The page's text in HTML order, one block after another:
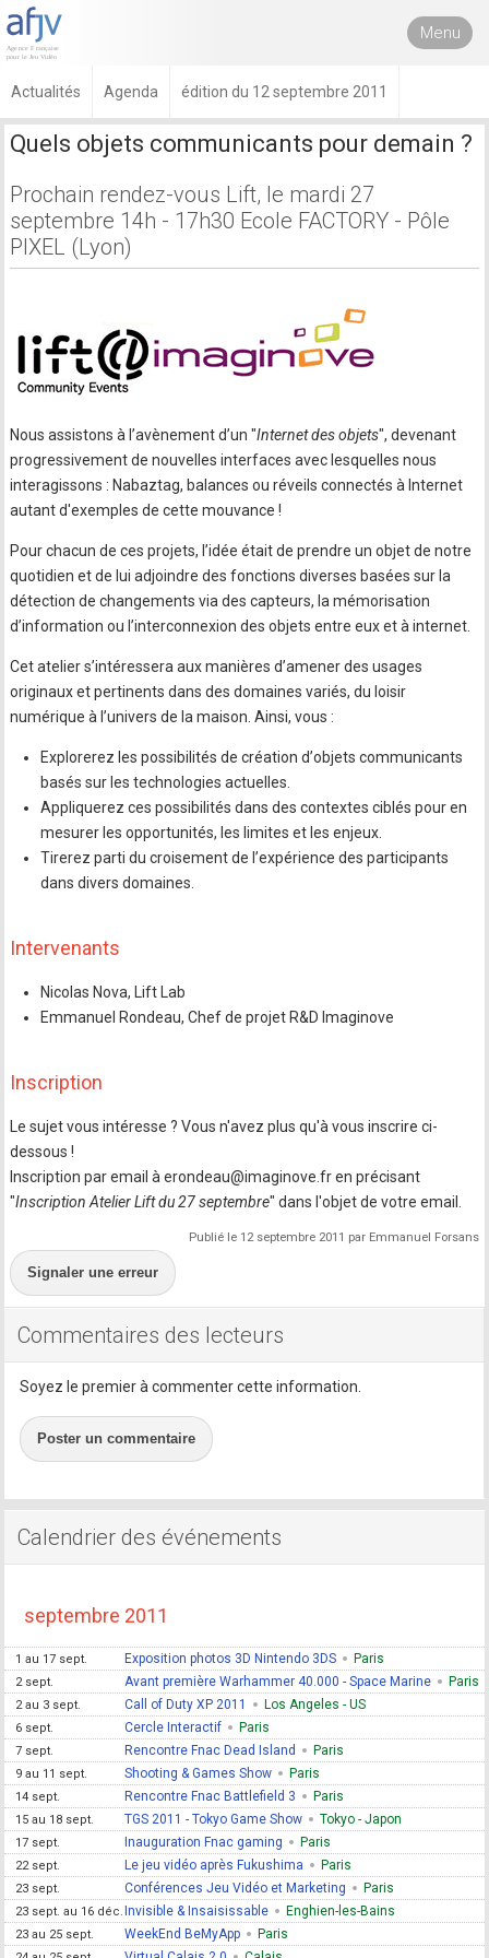
Menu
Actualités Agenda édition du 12 septembre 2011
Quels objets communicants pour demain ?
Prochain rendez-vous Lift, le mardi 27
septembre 14h - 17h30 Ecole FACTORY - Pôle
PIXEL (Lyon)
Nous assistons à lʼavènement dʼun "Internet des objets", devenant
progressivement de nouvelles interfaces avec lesquelles nous
interagissons : Nabaztag, balances ou réveils connectés à Internet
autant d'exemples de cette mouvance !
Pour chacun de ces projets, lʼidée était de prendre un objet de notre
quotidien et de lui adjoindre des fonctions diverses basées sur la
détection de changements via des capteurs, la mémorisation
dʼinformation ou lʼinterconnexion des objets entre eux et à internet.
Cet atelier sʼintéressera aux manières dʼamener des usages
originaux et pertinents dans des domaines variés, du loisir
numérique à lʼunivers de la maison. Ainsi, vous :
Explorerez les possibilités de création dʼobjets communicants
basés sur les technologies actuelles.
Appliquerez ces possibilités dans des contextes ciblés pour en
mesurer les opportunités, les limites et les enjeux.
Tirerez parti du croisement de lʼexpérience des participants
dans divers domaines.
Intervenants
Nicolas Nova, Lift Lab
Emmanuel Rondeau, Chef de projet R&D Imaginove
Inscription
Le sujet vous intéresse ? Vous n'avez plus qu'à vous inscrire ci-
dessous !
Inscription par email à erondeau@imaginove.fr en précisant
"Inscription Atelier Lift du 27 septembre" dans l'objet de votre email.
Publié le 12 septembre 2011 par Emmanuel Forsans
Signaler une erreur
Commentaires des lecteurs
Soyez le premier à commenter cette information.
Poster un commentaire
Calendrier des événements
septembre 2011
1 au 17 sept. Exposition photos 3D Nintendo 3DS Paris
2 sept. Avant première Warhammer 40.000 - Space Marine Paris
2 au 3 sept. Call of Duty XP 2011 Los Angeles - US
6 sept. Cercle Interactif Paris
7 sept. Rencontre Fnac Dead Island Paris
9 au 11 sept. Shooting & Games Show Paris
14 sept. Rencontre Fnac Battlefield 3 Paris
15 au 18 sept. TGS 2011 - Tokyo Game Show Tokyo - Japon
17 sept. Inauguration Fnac gaming Paris
22 sept. Le jeu vidéo après Fukushima Paris
23 sept. Conférences Jeu Vidéo et Marketing Paris
23 sept. au 16 déc. Invisible & Insaisissable Enghien-les-Bains
23 au 25 sept. WeekEnd BeMyApp Paris